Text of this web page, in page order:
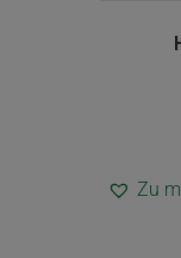
Zu